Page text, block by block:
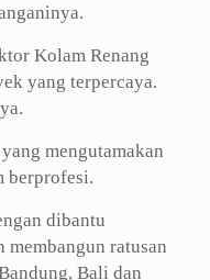
Kolam Renang
yang terpercaya.
mengutamakan
berprofesi.
dibantu
membangun ratusan
Bali dan